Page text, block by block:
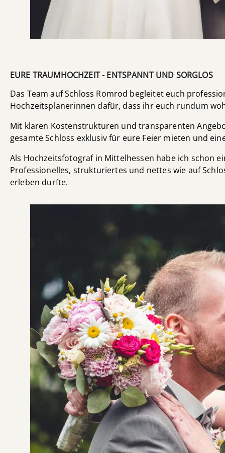
EURE TRAUMHOCHZEIT - ENTSPANNT UND SORGLOS
Das Team auf Schloss Romrod begleitet euch
Hochzeitsplanerinnen dafür, dass ihr euch rundum
Mit klaren Kostenstrukturen und transparenten
gesamte Schloss exklusiv für eure Feier mieten und
Als Hochzeitsfotograf in Mittelhessen habe ich schon
Professionelles, strukturiertes und nettes wie auf
erleben durfte.